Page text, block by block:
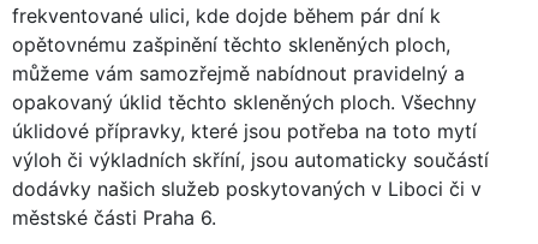
frekventované ulici, kde dojde během pár dní k
opětovnému zašpinění těchto skleněných ploch,
můžeme vám samozřejmě nabídnout pravidelný a
opakovaný úklid těchto skleněných ploch. Všechny
úklidové přípravky, které jsou potřeba na toto mytí
výloh či výkladních skříní, jsou automaticky součástí
dodávky našich služeb poskytovaných v Liboci či v
městské části Praha 6.